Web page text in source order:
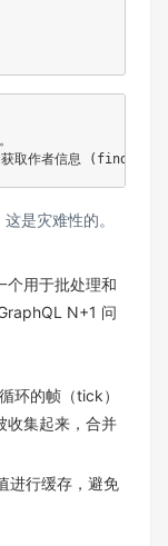
是灾难性的。
用于批处理和
N+1 问
环的帧（tick）
收集起来，合并
进行缓存，避免